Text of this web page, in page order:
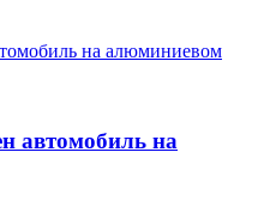
автомобиль на